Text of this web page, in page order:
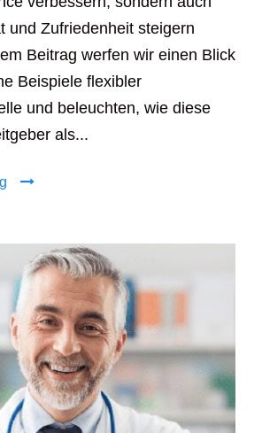
und Zufriedenheit steigern
Beitrag werfen wir einen Blick
Beispiele flexibler
und beleuchten, wie diese
als...